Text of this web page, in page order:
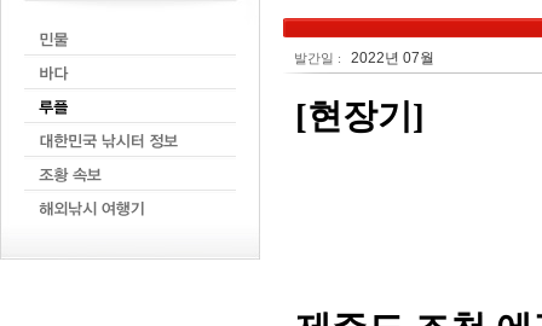
발간일 : 2022년 07월